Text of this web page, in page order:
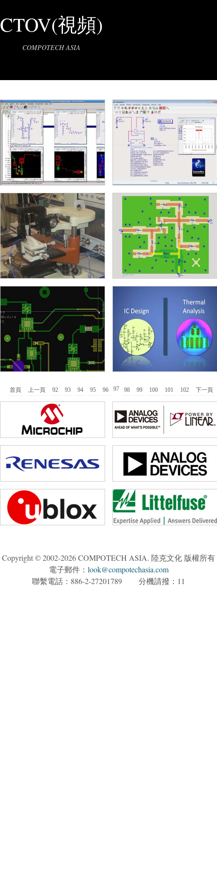
CTOV(視頻)
COMPOTECH ASIA
首頁 上一頁 92 93 94 95 96 97 98 99 100 101 102 下一頁
Copyright © 2002-2026 COMPOTECH ASIA. 陸克文化 版權所有
電子郵件： look@compotechasia.com
聯繫電話：886-2-27201789 分機請撥：11